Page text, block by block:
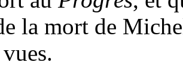
la mort de